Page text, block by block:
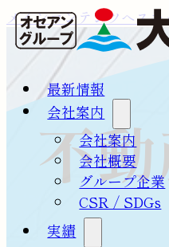
メインコンテンツへスキ
最新情報
会社案内
会社案内
会社概要
グループ企業
CSR / SDGs
実績
不